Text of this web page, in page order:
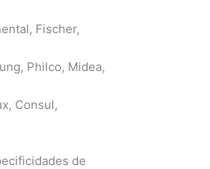
Fischer,
Philco, Midea,
Consul,
de